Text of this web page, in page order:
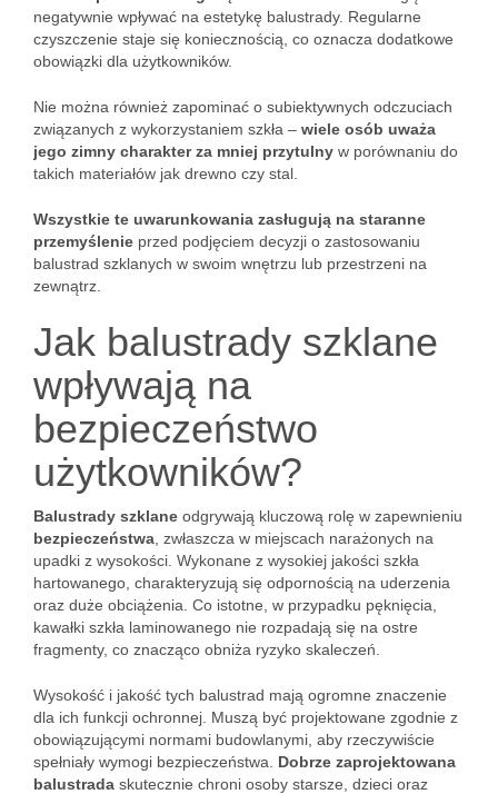
negatywnie wpływać na estetykę balustrady. Regularne
czyszczenie staje się koniecznością, co oznacza dodatkowe
obowiązki dla użytkowników.
Nie można również zapominać o subiektywnych odczuciach
związanych z wykorzystaniem szkła – wiele osób uważa
jego zimny charakter za mniej przytulny w porównaniu do
takich materiałów jak drewno czy stal.
Wszystkie te uwarunkowania zasługują na staranne
przemyślenie przed podjęciem decyzji o zastosowaniu
balustrad szklanych w swoim wnętrzu lub przestrzeni na
zewnątrz.
Jak balustrady szklane
wpływają na
bezpieczeństwo
użytkowników?
Balustrady szklane odgrywają kluczową rolę w zapewnieniu
bezpieczeństwa , zwłaszcza w miejscach narażonych na
upadki z wysokości. Wykonane z wysokiej jakości szkła
hartowanego, charakteryzują się odpornością na uderzenia
oraz duże obciążenia. Co istotne, w przypadku pęknięcia,
kawałki szkła laminowanego nie rozpadają się na ostre
fragmenty, co znacząco obniża ryzyko skaleczeń.
Wysokość i jakość tych balustrad mają ogromne znaczenie
dla ich funkcji ochronnej. Muszą być projektowane zgodnie z
obowiązującymi normami budowlanymi, aby rzeczywiście
spełniały wymogi bezpieczeństwa. Dobrze zaprojektowana
balustrada skutecznie chroni osoby starsze, dzieci oraz